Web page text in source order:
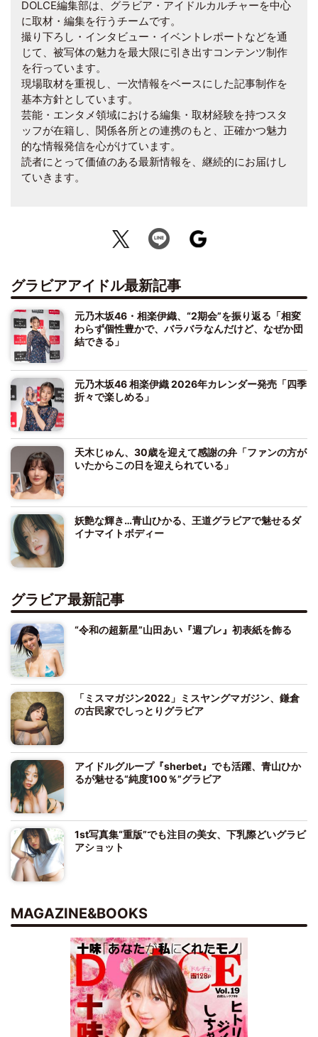
DOLCE編集部は、グラビア・アイドルカルチャーを中心
に取材・編集を行うチームです。
撮り下ろし・インタビュー・イベントレポートなどを通
じて、被写体の魅力を最大限に引き出すコンテンツ制作
を行っています。
現場取材を重視し、一次情報をベースにした記事制作を
基本方針としています。
芸能・エンタメ領域における編集・取材経験を持つスタ
ッフが在籍し、関係各所との連携のもと、正確かつ魅力
的な情報発信を心がけています。
読者にとって価値のある最新情報を、継続的にお届けし
ていきます。
グラビアアイドル最新記事
元乃木坂46・相楽伊織、“2期会”を振り返る「相変
わらず個性豊かで、バラバラなんだけど、なぜか団
結できる」
元乃木坂46 相楽伊織 2026年カレンダー発売「四季
折々で楽しめる」
天木じゅん、30歳を迎えて感謝の弁「ファンの方が
いたからこの日を迎えられている」
妖艶な輝き…青山ひかる、王道グラビアで魅せるダ
イナマイトボディー
グラビア最新記事
“令和の超新星”山田あい『週プレ』初表紙を飾る
「ミスマガジン2022」ミスヤングマガジン、鎌倉
の古民家でしっとりグラビア
アイドルグループ『sherbet』でも活躍、青山ひか
るが魅せる“純度100％”グラビア
1st写真集“重版”でも注目の美女、下乳際どいグラビ
アショット
MAGAZINE&BOOKS